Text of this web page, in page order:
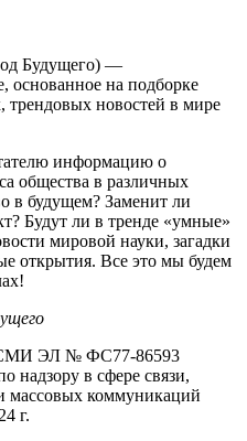
Будущего) —
основанное на подборке
трендовых новостей в мире
информацию о
общества в различных
в будущем? Заменит ли
Будут ли в тренде «умные»
мировой науки, загадки
открытия. Все это мы будем
СМИ ЭЛ № ФС77-86593
надзору в сфере связи,
массовых коммуникаций
г.